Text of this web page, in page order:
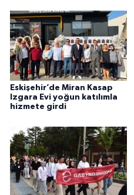
Eskişehir’de Miran Kasap
Izgara Evi yoğun katılımla
hizmete girdi